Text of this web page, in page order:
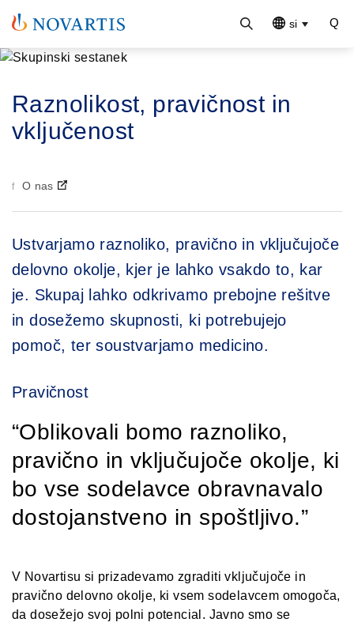
si
Raznolikost, pravičnost in
vključenost
O nas
Ustvarjamo raznoliko, pravično in vključujoče
delovno okolje, kjer je lahko vsakdo to, kar
je. Skupaj lahko odkrivamo prebojne rešitve
in dosežemo skupnosti, ki potrebujejo
pomoč, ter soustvarjamo medicino.
Pravičnost
Oblikovali bomo raznoliko,
pravično in vključujoče okolje, ki
bo vse sodelavce obravnavalo
dostojanstveno in spoštljivo.
V Novartisu si prizadevamo zgraditi vključujoče in
pravično delovno okolje, ki vsem sodelavcem omogoča,
da dosežejo svoj polni potencial. Javno smo se